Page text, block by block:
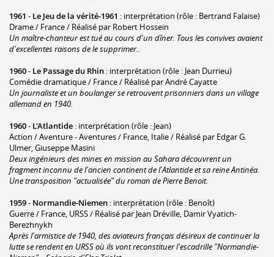
1961 - Le Jeu de la vérité-1961 : interprétation (rôle : Bertrand Falaise)
Drame / France / Réalisé par Robert Hossein
Un maître-chanteur est tué au cours d'un dîner. Tous les convives avaient
d'excellentes raisons de le supprimer..
1960- Le Passage du Rhin : interprétation (rôle : Jean Durrieu)
Comédie dramatique / France / Réalisé par André Cayatte
Un journaliste et un boulanger se retrouvent prisonniers dans un village
allemand en 1940.
1960- L'Atlantide : interprétation (rôle : Jean)
Action / Aventure - Aventures / France, Italie / Réalisé par Edgar G.
Ulmer, Giuseppe Masini
Deux ingénieurs des mines en mission au Sahara découvrent un
fragment inconnu de l'ancien continent de l'Atlantide et sa reine Antinéa.
Une transposition "actualisée" du roman de Pierre Benoit.
1959- Normandie-Niemen : interprétation (rôle : Benoît)
Guerre / France, URSS / Réalisé par Jean Dréville, Damir Vyatich-
Berezhnykh
Après l'armistice de 1940, des aviateurs français désireux de continuer la
lutte se rendent en URSS où ils vont reconstituer l'escadrille "Normandie-